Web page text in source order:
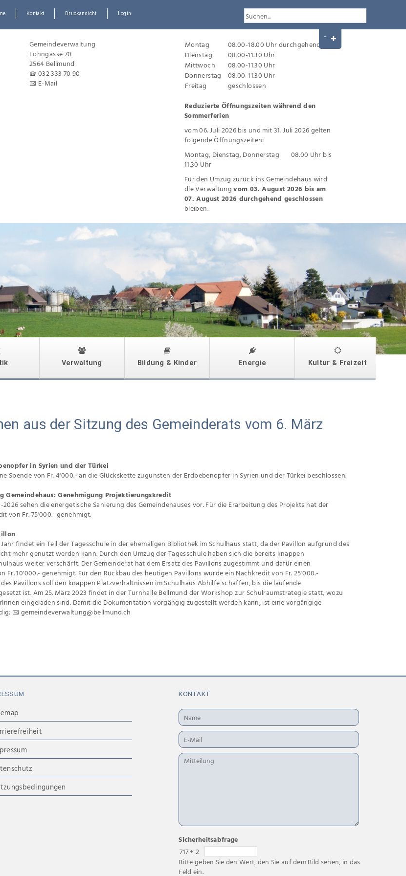
Kontakt Druckansicht Login
Gemeindeverwaltung
Lohngasse 70
2564 Bellmund
032 333 70 90
E-Mail
Montag
08.00-18.00 Uhr durchgehend
Dienstag
08.00-11.30 Uhr
Mittwoch
08.00-11.30 Uhr
Donnerstag
08.00-11.30 Uhr
Freitag
geschlossen
Reduzierte Öffnungszeiten während den
Sommerferien
vom 06. Juli 2026 bis und mit 31. Juli 2026 gelten
folgende Öffnungszeiten:
Montag, Dienstag, Donnerstag 08.00 Uhr bis
11.30 Uhr
Für den Umzug zurück ins Gemeindehaus wird
die Verwaltungvom 03. August 2026 bis am
07. August 2026 durchgehend geschlossen
bleiben.
Verwaltung Bildung & Kinder Energie Kultur & Freizeit
aus der Sitzung des Gemeinderats vom 6. März
in Syrien und der Türkei
Spende von Fr. 4'000.- an die Glückskette zugunsten der Erdbebenopfer in Syrien und der Türkei beschlossen.
Gemeindehaus: Genehmigung Projektierungskredit
2026 sehen die energetische Sanierung des Gemeindehauses vor. Für die Erarbeitung des Projekts hat der
von Fr. 75'000.- genehmigt.
findet ein Teil der Tagesschule in der ehemaligen Bibliothek im Schulhaus statt, da der Pavillon aufgrund des
mehr genutzt werden kann. Durch den Umzug der Tagesschule haben sich die bereits knappen
weiter verschärft. Der Gemeinderat hat dem Ersatz des Pavillons zugestimmt und dafür einen
Fr. 10'000.- genehmigt. Für den Rückbau des heutigen Pavillons wurde ein Nachkredit von Fr. 25'000.-
Pavillons soll den knappen Platzverhältnissen im Schulhaus Abhilfe schaffen, bis die laufende
ist. Am 25. März 2023 findet in der Turnhalle Bellmund der Workshop zur Schulraumstrategie statt, wozu
eingeladen sind. Damit die Dokumentation vorgängig zugestellt werden kann, ist eine vorgängige
gemeindeverwaltung@bellmund.ch
KONTAKT
Sicherheitsabfrage
717 + 2
Bitte geben Sie den Wert, den Sie auf dem Bild sehen, in das
Feld ein.